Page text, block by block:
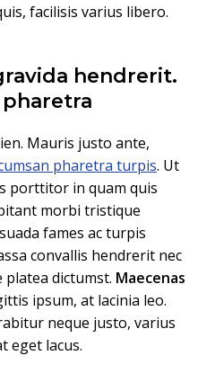
facilisis varius libero.
hendrerit.
Mauris justo ante,
pharetra turpis. Ut
porttitor in quam quis
morbi tristique
fames ac turpis
convallis hendrerit nec
platea dictumst. Maecenas
ipsum, at lacinia leo.
neque justo, varius
eget lacus.